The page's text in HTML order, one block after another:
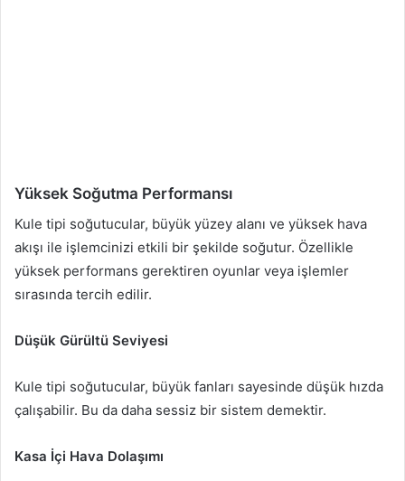
Yüksek Soğutma Performansı
Kule tipi soğutucular, büyük yüzey alanı ve yüksek hava
akışı ile işlemcinizi etkili bir şekilde soğutur. Özellikle
yüksek performans gerektiren oyunlar veya işlemler
sırasında tercih edilir.
Düşük Gürültü Seviyesi
Kule tipi soğutucular, büyük fanları sayesinde düşük hızda
çalışabilir. Bu da daha sessiz bir sistem demektir.
Kasa İçi Hava Dolaşımı